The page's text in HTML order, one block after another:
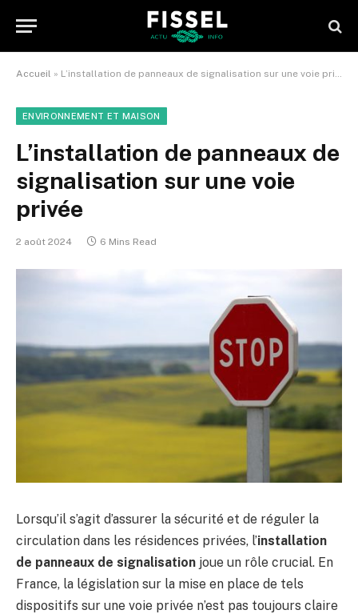
Accueil » L’installation de panneaux de signalisation sur une voie privée
ENVIRONNEMENT ET MAISON
L’installation de panneaux de
signalisation sur une voie
privée
2 août 2024 6 Mins Read
Lorsqu’il s’agit d’assurer la sécurité et de réguler la
circulation dans les résidences privées, l’installation
de panneaux de signalisation joue un rôle crucial. En
France, la législation sur la mise en place de tels
dispositifs sur une voie privée n’est pas toujours claire